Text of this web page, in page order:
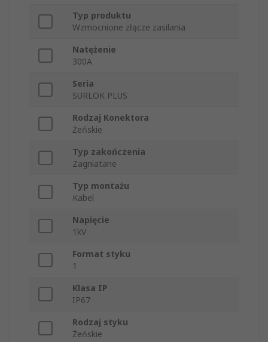
Typ produktu
Wzmocnione złącze zasilania
Natężenie
300A
Seria
SURLOK PLUS
Rodzaj Konektora
Żeńskie
Typ zakończenia
Zagniatane
Typ montażu
Kabel
Napięcie
1kV
Format styku
1
Klasa IP
IP67
Rodzaj styku
Żeńskie